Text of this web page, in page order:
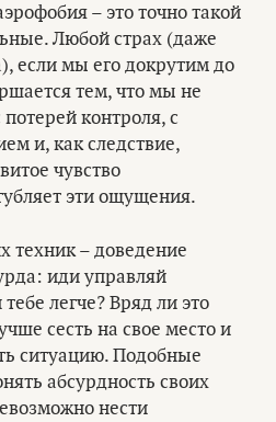
– это точно такой
Любой страх (даже
если мы его докрутим до
тем, что мы не
контроля, с
и, как следствие,
чувство
эти ощущения.
техник – доведение
иди управляй
легче? Вряд ли это
сесть на свое место и
ситуацию. Подобные
абсурдность своих
нести